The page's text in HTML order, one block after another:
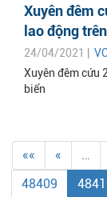
Xuyên đêm
lao động
24/04/2021 |
Xuyên đêm cứu
biển
«« « …
48409